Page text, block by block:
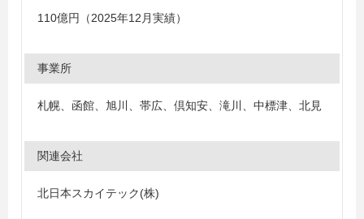
110億円（2025年12月実績）
事業所
札幌、函館、旭川、帯広、倶知安、滝川、中標津、北見
関連会社
北日本スカイテック(株)